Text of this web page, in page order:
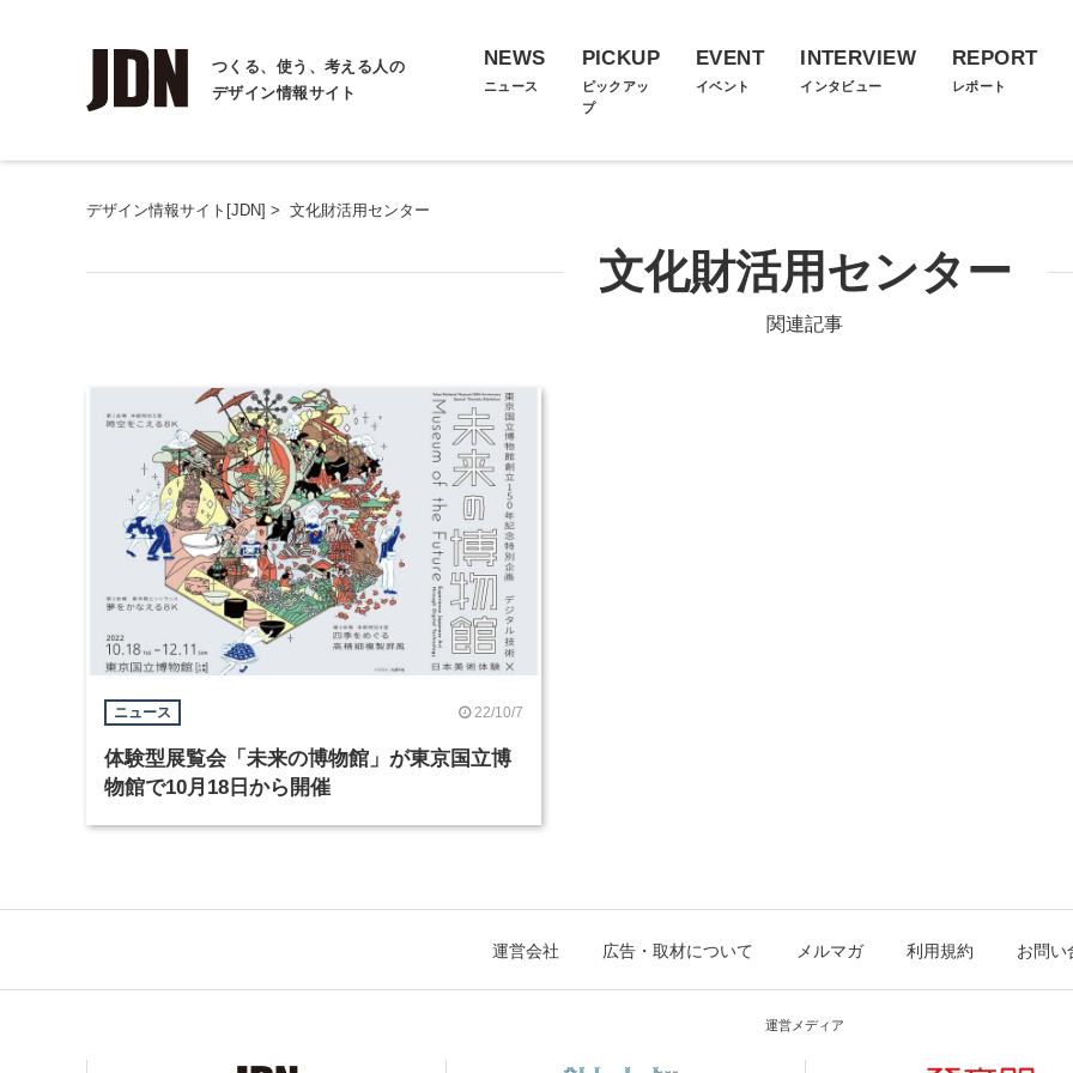
つくる、使う、考える人の
デザイン情報サイト
NEWS
ニュース
PICKUP
ピックアッ
プ
EVENT
イベント
INTERVIEW
インタビュー
REPORT
レポート
デザイン情報サイト[JDN] > 文化財活用センター
文化財活用センター
関連記事
ニュース 22/10/7
体験型展覧会「未来の博物館」が東京国立博
物館で10月18日から開催
運営会社 広告・取材について メルマガ 利用規約 お問い
運営メディア